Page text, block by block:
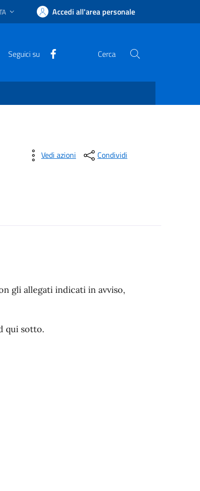
attiva: Accedi all'area personale
Seguici su Cerca
Vedi azioni Condividi
gli allegati indicati in avviso,
qui sotto.